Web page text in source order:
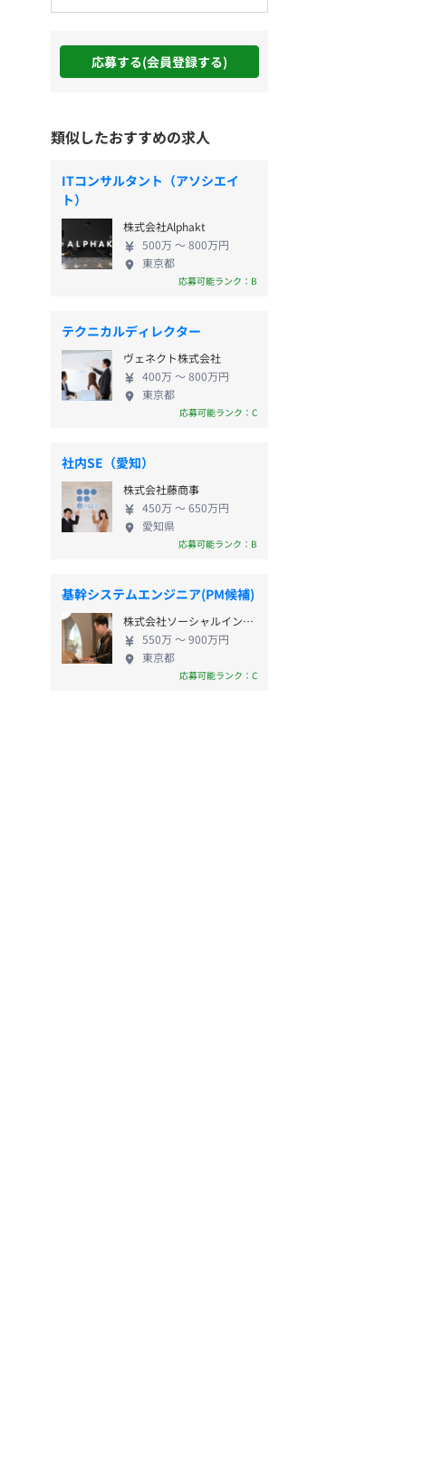
応募する(会員登録する)
類似したおすすめの求人
ITコンサルタント（アソシエイ
ト）
株式会社Alphakt
500万 〜 800万円
東京都
応募可能ランク：B
テクニカルディレクター
ヴェネクト株式会社
400万 〜 800万円
東京都
応募可能ランク：C
社内SE（愛知）
株式会社藤商事
450万 〜 650万円
愛知県
応募可能ランク：B
基幹システムエンジニア(PM候補)
株式会社ソーシャルインテリア
550万 〜 900万円
東京都
応募可能ランク：C